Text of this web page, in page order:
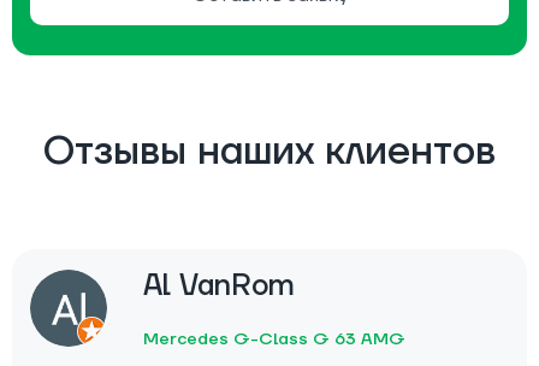
Отзывы наших клиентов
Al VanRom
Mercedes G-Class G 63 AMG